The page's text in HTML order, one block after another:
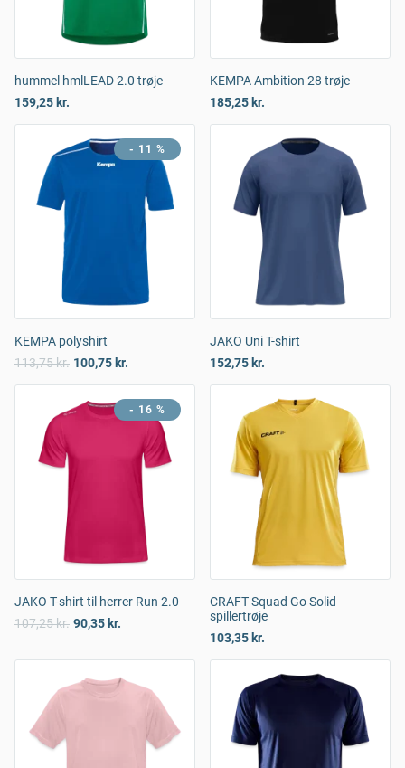
hummel hmlLEAD 2.0 trøje
159,25 kr.
KEMPA Ambition 28 trøje
185,25 kr.
- 11 %
KEMPA polyshirt
113,75 kr. 100,75 kr.
JAKO Uni T-shirt
152,75 kr.
- 16 %
JAKO T-shirt til herrer Run 2.0
107,25 kr. 90,35 kr.
CRAFT Squad Go Solid
spillertrøje
103,35 kr.